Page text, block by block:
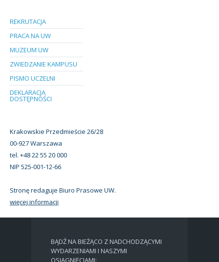
REKRUTACJA
PRACA NA UW
MUZEUM UW
ZWIEDZANIE KAMPUSU
PISMO UCZELNI
DEKLARACJA
DOSTĘPNOŚCI
Krakowskie Przedmieście 26/28
00-927 Warszawa
tel. +48 22 55 20 000
NIP 525-001-12-66
Stronę redaguje Biuro Prasowe UW.
więcej informacji
BĄDŹ NA BIEŻĄCO Z NADCHODZĄCYMI
WYDARZENIAMI I NASZYMI
OSIĄGNIĘCIAMI: